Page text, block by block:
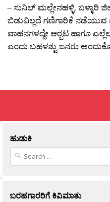
– ಸುನಿಲ್ ಮಲ್ಲೇನಹಳ್ಳಿ. ಬಳ್ಳಾರಿ
ಬಿಡುವಿಲ್ಲದೆ ಗಣಿಗಾರಿಕೆ‌ ನಡೆಯುವ
ವಾಹನಗಳದ್ದೇ ಆರ‍್ಬಟ ಹಾಗೂ
ಎಂದು ಬಹಳಶ್ಟು ಜನರು
ಹುಡುಕಿ
Search
ಬರಹಗಾರರಿಗೆ ಕಿವಿಮಾತು